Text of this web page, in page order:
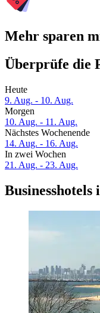
Mehr sparen
Überprüfe die
Heute
9. Aug. - 10. Aug.
Morgen
10. Aug. - 11. Aug.
Nächstes Wochenende
14. Aug. - 16. Aug.
In zwei Wochen
21. Aug. - 23. Aug.